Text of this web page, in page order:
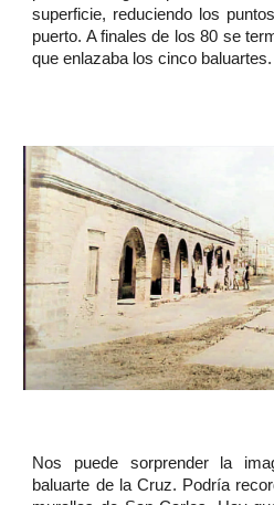
superficie, reduciendo los
puerto. A finales de los 80 se
que enlazaba los cinco baluartes.
Nos puede sorprender la
baluarte de la Cruz. Podría